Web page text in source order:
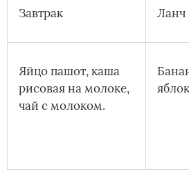
Завтрак Ланч
Яйцо пашот, каша
рисовая на молоке,
чай с молоком.